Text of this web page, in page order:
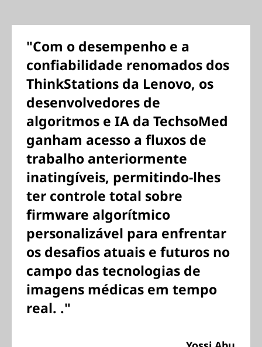
"Com o desempenho e a
confiabilidade renomados dos
ThinkStations da Lenovo, os
desenvolvedores de
algoritmos e IA da TechsoMed
ganham acesso a fluxos de
trabalho anteriormente
inatingíveis, permitindo-lhes
ter controle total sobre
firmware algorítmico
personalizável para enfrentar
os desafios atuais e futuros no
campo das tecnologias de
imagens médicas em tempo
real. ."